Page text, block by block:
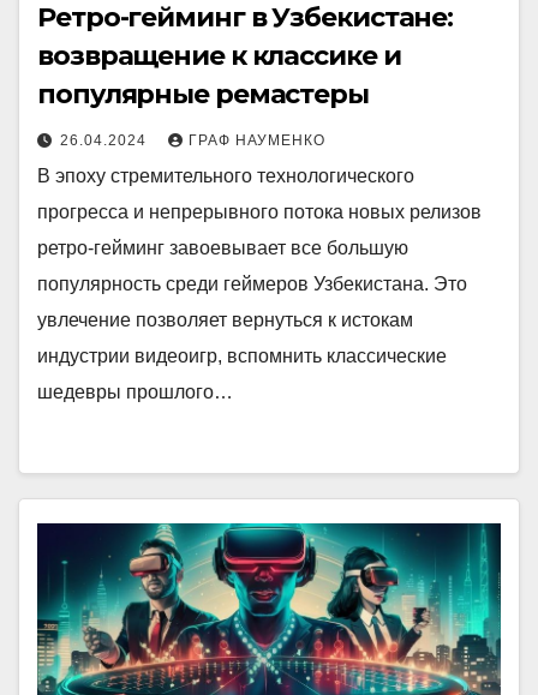
Ретро-гейминг в Узбекистане:
возвращение к классике и
популярные ремастеры
26.04.2024 ГРАФ НАУМЕНКО
В эпоху стремительного технологического
прогресса и непрерывного потока новых релизов
ретро-гейминг завоевывает все большую
популярность среди геймеров Узбекистана. Это
увлечение позволяет вернуться к истокам
индустрии видеоигр, вспомнить классические
шедевры прошлого…